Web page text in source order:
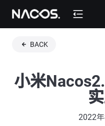
BACK
小米
2022